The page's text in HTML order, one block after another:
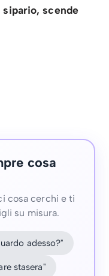
sipario, scende
cosa
cosa cerchi e ti
su misura.
adesso?"
stasera"